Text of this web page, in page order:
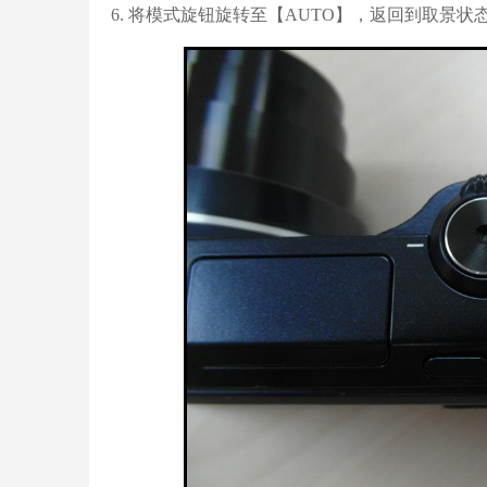
6. 将模式旋钮旋转至【AUTO】，返回到取景状